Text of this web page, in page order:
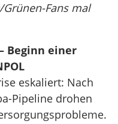
Grünen-Fans mal
Beginn einer
eskaliert: Nach
Pipeline drohen